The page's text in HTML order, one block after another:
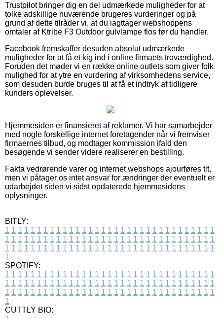
Trustpilot bringer dig en del udmærkede muligheder for at
tolke adskillige nuværende brugeres vurderinger og på
grund af dette tilråder vi, at du iagttager webshoppens
omtaler af Ktribe F3 Outdoor gulvlampe flos før du handler.
Facebook fremskaffer desuden absolut udmærkede
muligheder for at få et kig ind i online firmaets troværdighed.
Foruden det møder vi en række online outlets som giver folk
mulighed for at ytre en vurdering af virksomhedens service,
som desuden burde bruges til at få et indtryk af tidligere
kunders oplevelser.
Hjemmesiden er finansieret af reklamer. Vi har samarbejder
med nogle forskellige internet foretagender når vi fremviser
firmaernes tilbud, og modtager kommission ifald den
besøgende vi sender videre realiserer en bestilling.
Fakta vedrørende varer og internet webshops ajourføres tit,
men vi påtager os intet ansvar for ændringer der eventuelt er
udarbejdet siden vi sidst opdaterede hjemmesidens
oplysninger.
BITLY:
1 1 1 1 1 1 1 1 1 1 1 1 1 1 1 1 1 1 1 1 1 1 1 1 1 1 1 1 1 1 1 1 1
1 1 1 1 1 1 1 1 1 1 1 1 1 1 1 1 1 1 1 1 1 1 1 1 1 1 1 1 1 1 1 1 1
1 1 1 1 1 1 1 1 1 1 1 1 1 1 1 1 1 1 1 1 1 1 1 1 1 1 1 1 1 1 1 1 1
1
SPOTIFY:
1 1 1 1 1 1 1 1 1 1 1 1 1 1 1 1 1 1 1 1 1 1 1 1 1 1 1 1 1 1 1 1 1
1 1 1 1 1 1 1 1 1 1 1 1 1 1 1 1 1 1 1 1 1 1 1 1 1 1 1 1 1 1 1 1 1
1 1 1 1 1 1 1 1 1 1 1 1 1 1 1 1 1 1 1 1 1 1 1 1 1 1 1 1 1 1 1 1 1
1
CUTTLY BIO: